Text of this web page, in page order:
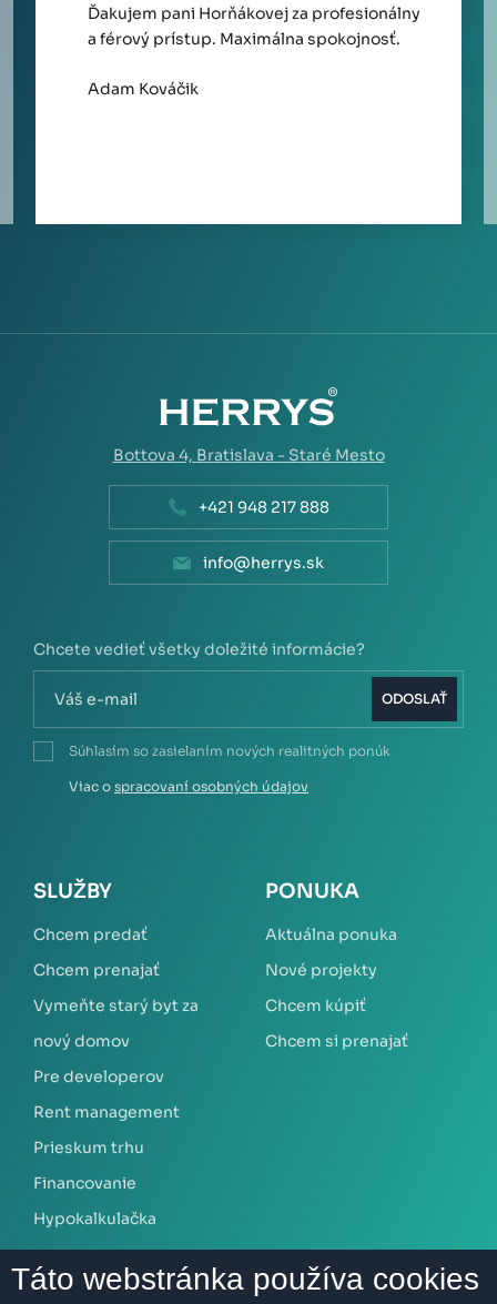
Ďakujem pani Horňákovej za profesionálny
a férový prístup. Maximálna spokojnosť.
Adam Kováčik
Bottova 4, Bratislava - Staré Mesto
+421 948 217 888
info@herrys.sk
Chcete vedieť všetky doležité informácie?
ODOSLAŤ
Súhlasím so zasielaním nových realitných ponúk
Viac o spracovaní osobných údajov
SLUŽBY
Chcem predať
Chcem prenajať
Vymeňte starý byt za
nový domov
Pre developerov
Rent management
Prieskum trhu
Financovanie
Hypokalkulačka
PONUKA
Aktuálna ponuka
Nové projekty
Chcem kúpiť
Chcem si prenajať
O NÁS
Táto webstránka používa cookies